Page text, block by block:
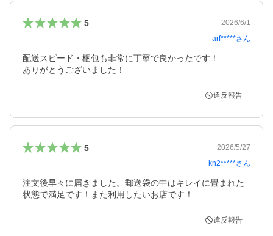
5
2026/6/1
arf*****さん
配送スピード・梱包も非常に丁寧で良かったです！
ありがとうございました！
違反報告
5
2026/5/27
kn2*****さん
注文後早々に届きました。郵送袋の中はキレイに畳まれた
状態で満足です！また利用したいお店です！
違反報告